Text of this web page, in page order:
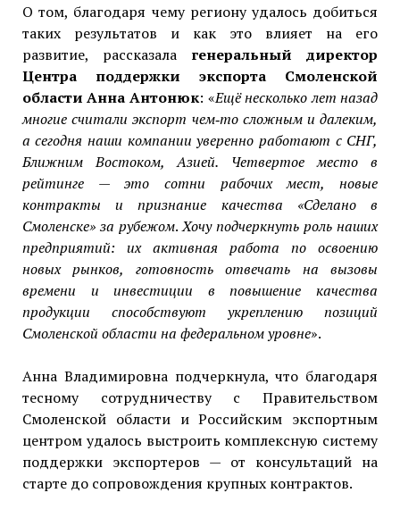
О том, благодаря чему региону удалось добиться
таких результатов и как это влияет на его
развитие, рассказала генеральный директор
Центра поддержки экспорта Смоленской
области Анна Антонюк: «Ещё несколько лет назад
многие считали экспорт чем‑то сложным и далеким,
а сегодня наши компании уверенно работают с СНГ,
Ближним Востоком, Азией. Четвертое место в
рейтинге — это сотни рабочих мест, новые
контракты и признание качества «Сделано в
Смоленске» за рубежом.Хочу подчеркнуть роль наших
предприятий: их активная работа по освоению
новых рынков, готовность отвечать на вызовы
времени и инвестиции в повышение качества
продукции способствуют укреплению позиций
Смоленской области на федеральном уровне».
Анна Владимировна подчеркнула, что благодаря
тесному сотрудничеству с Правительством
Смоленской области и Российским экспортным
центром удалось выстроить комплексную систему
поддержки экспортеров — от консультаций на
старте до сопровождения крупных контрактов.